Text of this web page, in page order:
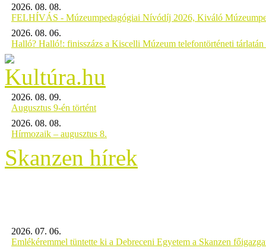
2026. 08. 08.
FELHÍVÁS - Múzeumpedagógiai Nívódíj 2026, Kiváló
2026. 08. 06.
Halló? Halló!: finisszázs a Kiscelli Múzeum telefontörténeti tárlatán
2026. 08. 09.
Augusztus 9-én történt
2026. 08. 08.
Hírmozaik – augusztus 8.
Skanzen hírek
2026. 07. 06.
Emlékéremmel tüntette ki a Debreceni Egyetem a Skanzen